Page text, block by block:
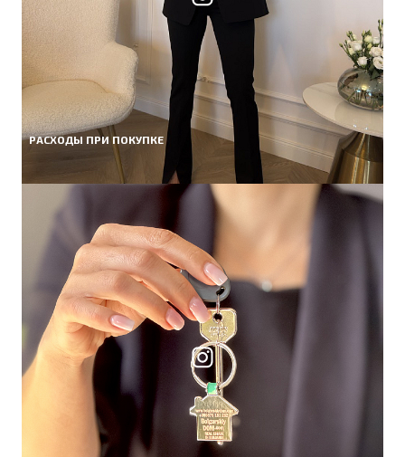
РАСХОДЫ ПРИ ПОКУПКЕ